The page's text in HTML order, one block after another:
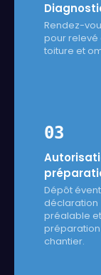
Rendez-
pour relevé
toiture et
03
Dépôt
déclaration
préalable et
chantier.